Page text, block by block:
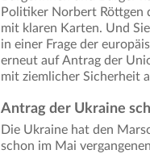
Politiker Norbert Röttgen
mit klaren Karten. Und
in einer Frage der
erneut auf Antrag der
mit ziemlicher Sicherheit
Antrag der Ukraine
Die Ukraine hat den
schon im Mai